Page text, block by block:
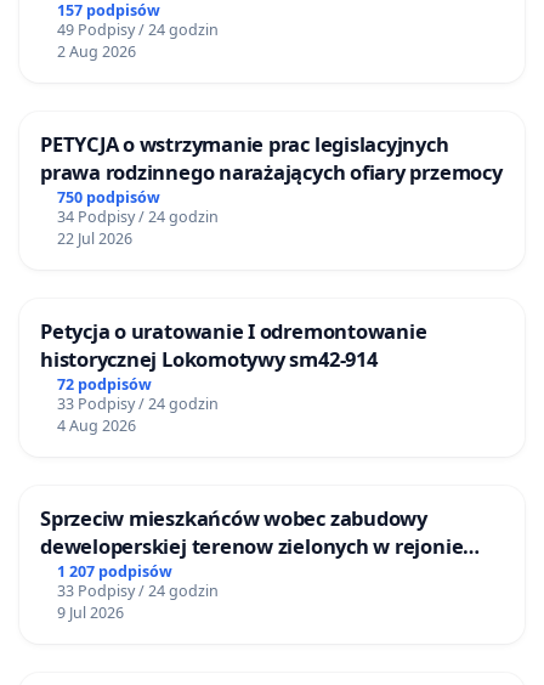
Żeromskiego w Otwocku
157 podpisów
49 Podpisy / 24 godzin
2 Aug 2026
PETYCJA o wstrzymanie prac legislacyjnych
prawa rodzinnego narażających ofiary przemocy
750 podpisów
34 Podpisy / 24 godzin
22 Jul 2026
Petycja o uratowanie I odremontowanie
historycznej Lokomotywy sm42-914
72 podpisów
33 Podpisy / 24 godzin
4 Aug 2026
Sprzeciw mieszkańców wobec zabudowy
deweloperskiej terenow zielonych w rejonie
Bulwarów Straceńskich w Bielsku-Białej
1 207 podpisów
33 Podpisy / 24 godzin
9 Jul 2026